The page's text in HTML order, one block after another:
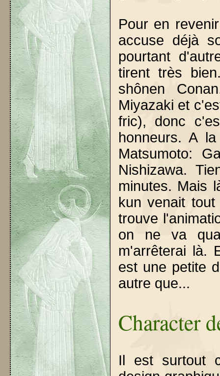
Pour en
accuse déjà
pourtant
tirent très
shônen
Miyazaki et
fric), donc
honneurs. A
Matsumoto:
Nishizawa.
minutes. Mais
kun venait
trouve
on ne va
m'arrêterai là.
est une petite
autre que...
Character
Il est surtout